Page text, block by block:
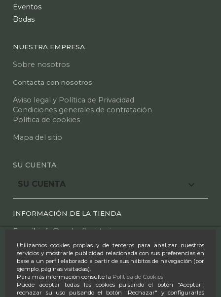
Utilizamos cookies propias y de terceros para analizar nuestros
servicios y mostrarle publicidad relacionada con sus preferencias en
base a un perfil elaborado a partir de sus hábitos de navegación (por
ejemplo, páginas visitadas).
Para más información consulte la Política de Cookies
Puede aceptar todas las cookies pulsando el botón "Aceptar",
rechazar su uso pulsando el botón "Rechazar" y configurarlas
Eventos
Bodas
NUESTRA EMPRESA
Sobre nosotros
Contacta con nosotros
Aviso legal y Política de Privacidad
Condiciones generales de contratación
Política de cookies
Mapa del sitio
SU CUENTA
SU CUENTA 
INFORMACIÓN DE LA TIENDA
E mail: info@azaleafloristeria.com
Tel.:91 612 25 44 -91 610 00 97
Horario:
L-S 9:00-14:00 & 17:00-20:30
D 9:30-14:00